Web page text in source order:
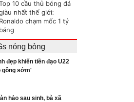
10 cầu thủ bóng đá
nhất thế giới:
Ronaldo chạm mốc 1 tỷ
bảng
nóng bỏng
đẹp khiến tiền đạo U22
gông sớm'
hảo sau sinh, bà xã